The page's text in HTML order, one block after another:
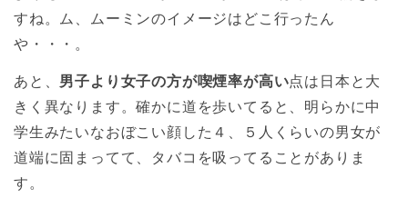
すね。ム、ムーミンのイメージはどこ行ったん
や・・・。
あと、 男子より女子の方が喫煙率が高い点は日本と大
きく異なります。確かに道を歩いてると、明らかに中
学生みたいなおぼこい顔した４、５人くらいの男女が
道端に固まってて、タバコを吸ってることがありま
す。